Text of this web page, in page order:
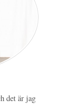
det är jag